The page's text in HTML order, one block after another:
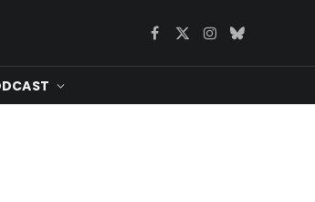
Facebook
X
Instagram
Bluesky